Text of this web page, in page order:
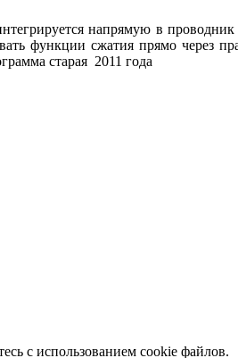
напрямую в
функции сжатия прямо через
старая 2011 года
с использованием cookie файлов.